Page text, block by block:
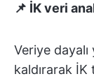
📌 İK veri
Veriye
kaldırarak İK